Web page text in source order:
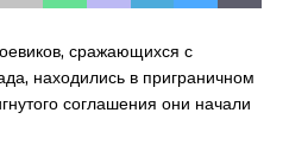
сражающихся с
находились в приграничном
соглашения они начали